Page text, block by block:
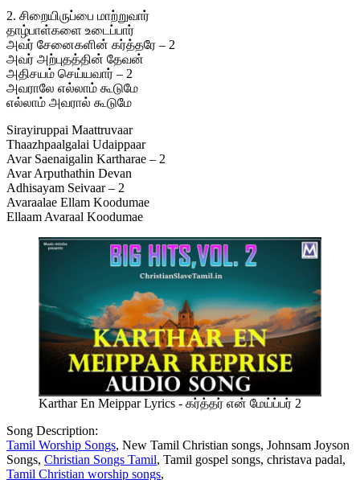
2. சிறையிருப்பை மாற்றுவார்
தாழ்பாள்களை உடைப்பார்
அவர் சேனைகளின் கர்த்தரே – 2
அவர் அற்புதத்தின் தேவன்
அதிசயம் செய்யவார் – 2
அவராலே எல்லாம் கூடுமே
எல்லாம் அவரால் கூடுமே
Sirayiruppai Maattruvaar
Thaazhpaalgalai Udaippaar
Avar Saenaigalin Kartharae – 2
Avar Arputhathin Devan
Adhisayam Seivaar – 2
Avaraalae Ellam Koodumae
Ellaam Avaraal Koodumae
Karthar En Meippar Lyrics - கர்த்தர் என் மேய்ப்பர் 2
Song Description:
Tamil Worship Songs, New Tamil Christian songs, Johnsam Joyson
Songs, Christian Songs Tamil, Tamil gospel songs, christava padal,
Tamil Christian worship songs,